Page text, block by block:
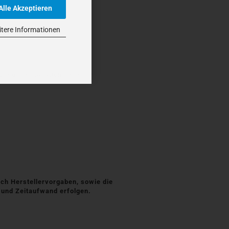
Akzeptieren
Informationen
Herstellervorgaben, sowie die
Zeitaufwand erfolgen.